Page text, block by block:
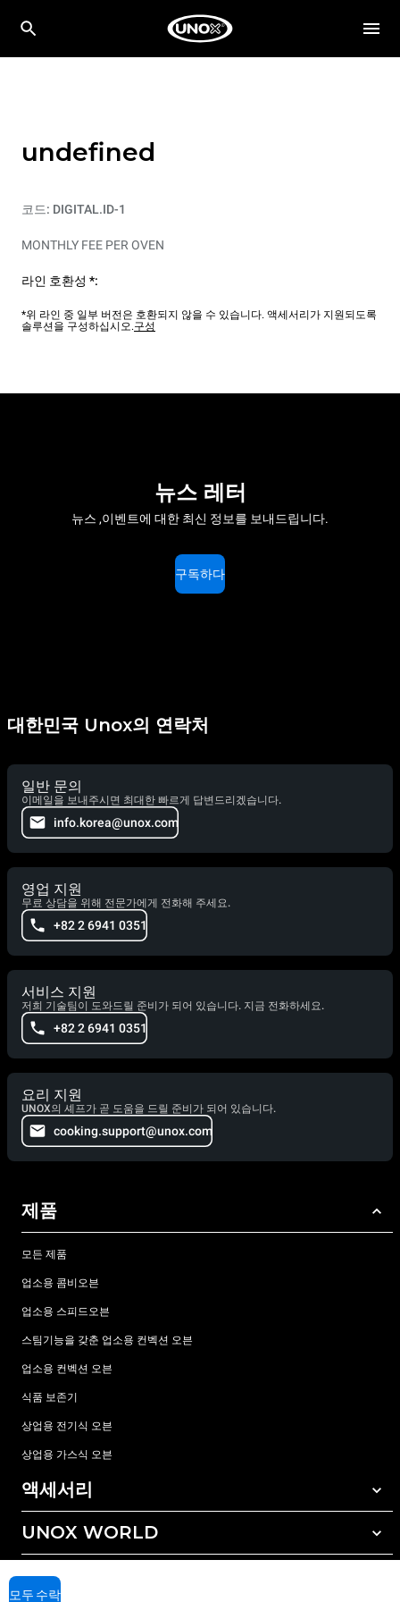
undefined
코드: DIGITAL.ID-1
MONTHLY FEE PER OVEN
라인 호환성 *:
*위 라인 중 일부 버전은 호환되지 않을 수 있습니다. 액세서리가 지원되도록
솔루션을 구성하십시오.구성
뉴스 레터
뉴스 ,이벤트에 대한 최신 정보를 보내드립니다.
구독하다
대한민국 Unox의 연락처
일반 문의
이메일을 보내주시면 최대한 빠르게 답변드리겠습니다.
info.korea@unox.com
영업 지원
무료 상담을 위해 전문가에게 전화해 주세요.
+82 2 6941 0351
서비스 지원
저희 기술팀이 도와드릴 준비가 되어 있습니다. 지금 전화하세요.
+82 2 6941 0351
요리 지원
UNOX의 셰프가 곧 도움을 드릴 준비가 되어 있습니다.
cooking.support@unox.com
제품
모든 제품
업소용 콤비오븐
업소용 스피드오븐
스팀기능을 갖춘 업소용 컨벡션 오븐
업소용 컨벡션 오븐
식품 보존기
상업용 전기식 오븐
상업용 가스식 오븐
액세서리
모든 액세서리
자동세척 세정제
수동세척 세정제
UNOX WORLD
전세계 지사
서비스
모두 수락